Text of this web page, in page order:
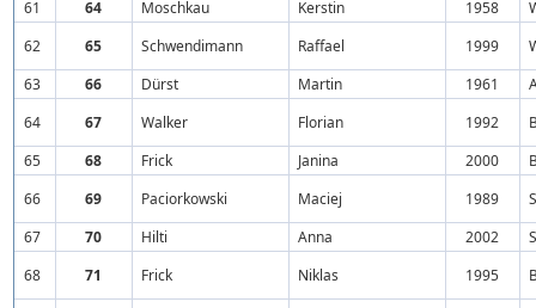
61
64 Moschkau Kerstin 1958
62
65 Schwendimann Raffael 1999
63
66 Dürst Martin 1961
64
67 Walker Florian 1992
65
68 Frick Janina 2000
66
69 Paciorkowski Maciej 1989
67
70 Hilti Anna 2002
68
71 Frick Niklas 1995